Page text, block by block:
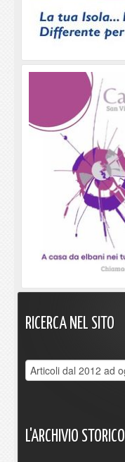
RICERCA NEL SITO
L'ARCHIVIO STORICO